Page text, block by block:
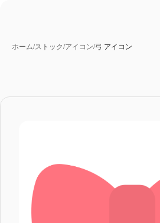
ホーム/ストック/アイコン/弓 アイコン